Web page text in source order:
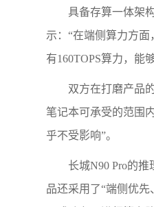
具备存算一体架
示：“在端侧算力方
有160TOPS算力，能
双方在打磨产品
笔记本可承受的范围
乎不受影响”。
长城N90 Pro的
品还采用了“端侧优